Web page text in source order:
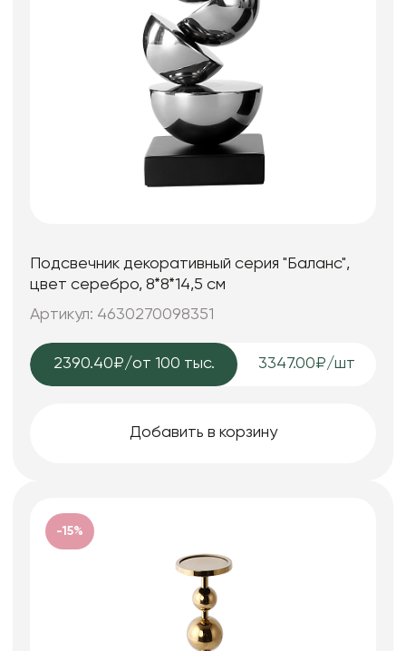
Подсвечник декоративный серия "Баланс",
цвет серебро, 8*8*14,5 см
Артикул: 4630270098351
2390.40₽/от 100 тыс. 3347.00₽/шт
Добавить в корзину
-15%